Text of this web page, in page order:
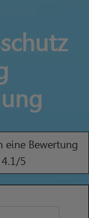
eine Bewertung
4.1 /5